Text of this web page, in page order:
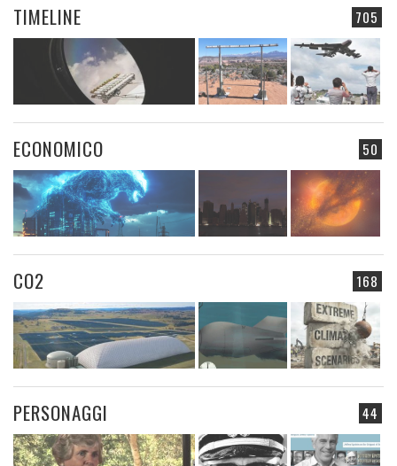
705
TIMELINE
50
ECONOMICO
168
CO2
44
PERSONAGGI